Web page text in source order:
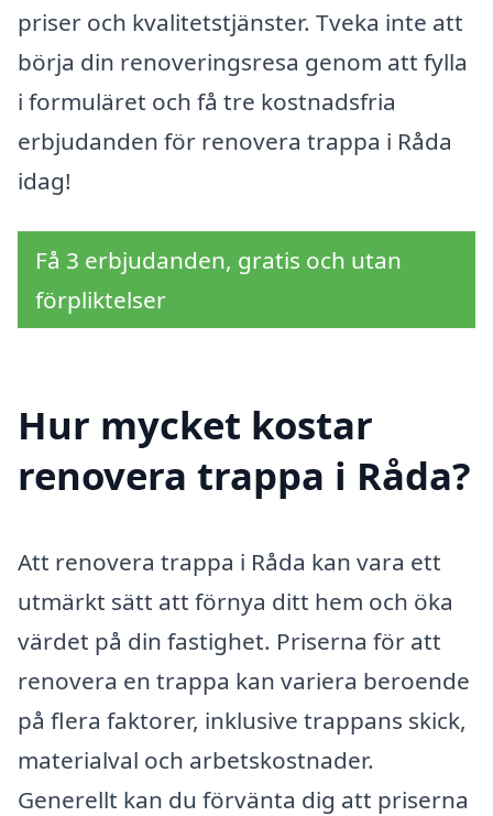
priser och kvalitetstjänster. Tveka inte att
börja din renoveringsresa genom att fylla
i formuläret och få tre kostnadsfria
erbjudanden för renovera trappa i Råda
idag!
Få 3 erbjudanden, gratis och utan
förpliktelser
Hur mycket kostar
renovera trappa i Råda?
Att renovera trappa i Råda kan vara ett
utmärkt sätt att förnya ditt hem och öka
värdet på din fastighet. Priserna för att
renovera en trappa kan variera beroende
på flera faktorer, inklusive trappans skick,
materialval och arbetskostnader.
Generellt kan du förvänta dig att priserna